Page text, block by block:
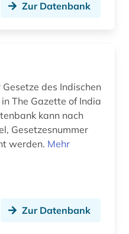
Zur Datenbank
des Indischen
The Gazette of India
kann nach
Gesetzesnummer
werden. Mehr
Zur Datenbank